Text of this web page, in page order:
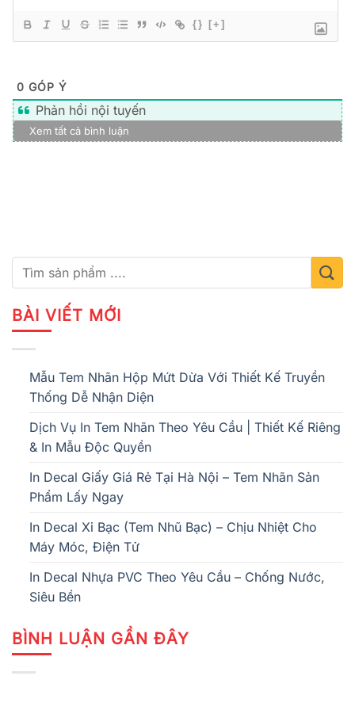
BÀI VIẾT MỚI
Mẫu Tem Nhãn Hộp Mứt Dừa Với Thiết Kế Truyền
Thống Dễ Nhận Diện
Dịch Vụ In Tem Nhãn Theo Yêu Cầu | Thiết Kế Riêng
& In Mẫu Độc Quyền
In Decal Giấy Giá Rẻ Tại Hà Nội – Tem Nhãn Sản
Phẩm Lấy Ngay
In Decal Xi Bạc (Tem Nhũ Bạc) – Chịu Nhiệt Cho
Máy Móc, Điện Tử
In Decal Nhựa PVC Theo Yêu Cầu – Chống Nước,
Siêu Bền
BÌNH LUẬN GẦN ĐÂY
{} [+]
0 GÓP Ý
Phản hồi nội tuyến
Xem tất cả bình luận